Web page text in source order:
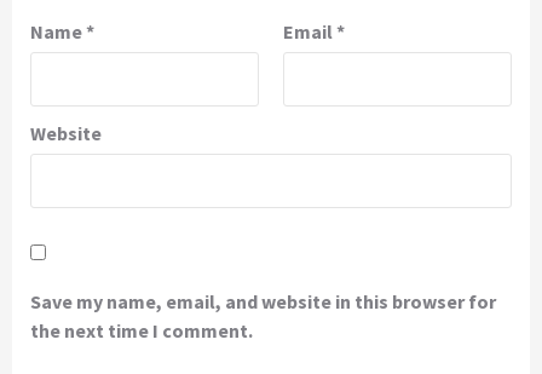
Name* Email *
Website
Save my name, email, and website in this browser for
the next time I comment.